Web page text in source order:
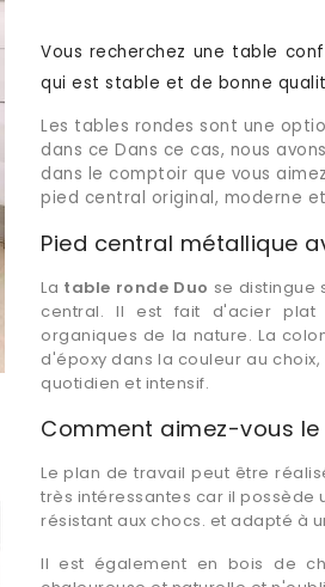
Vous recherchez une table
qui est stable et de bonne
Les tables rondes sont une
dans ce Dans ce cas, nous
dans le comptoir que vous
pied central original, moderne
Pied central métallique
La table ronde Duo se distingue
central. Il est fait d'acier plat
organiques de la nature. La
d'époxy dans la couleur au
quotidien et intensif.
Comment aimez-vous
Le plan de travail peut être
très intéressantes car il possède
résistant aux chocs. et adapté à
Il est également en bois de